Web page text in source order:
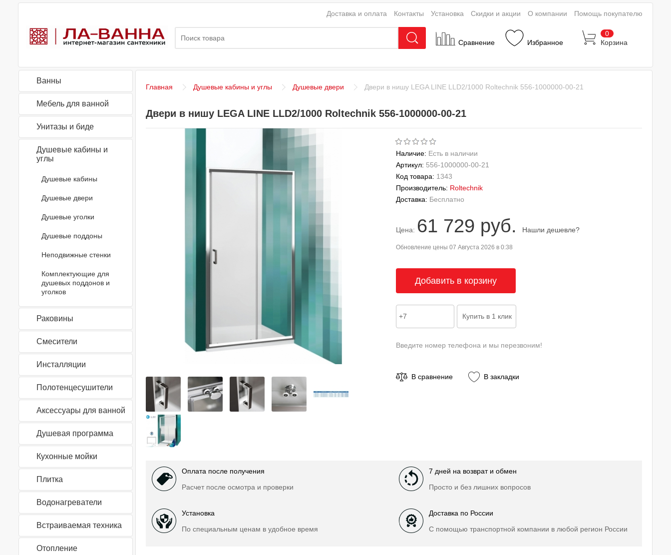
Сравнение Избранное
0
Корзина
Доставка и оплата Контакты Установка Скидки и акции О компании Помощь покупателю
Ванны
Мебель для ванной
Унитазы и биде
Душевые кабины и
углы
Душевые кабины
Душевые двери
Душевые уголки
Душевые поддоны
Неподвижные стенки
Комплектующие для
душевых поддонов и
уголков
Раковины
Смесители
Инсталляции
Полотенцесушители
Аксессуары для ванной
Душевая программа
Кухонные мойки
Плитка
Водонагреватели
Встраиваемая техника
Отопление
Главная Душевые кабины и углы Душевые двери Двери в нишу LEGA LINE LLD2/1000 Roltechnik 556-1000000-00-21
Двери в нишу LEGA LINE LLD2/1000 Roltechnik 556-1000000-00-21
Наличие: Есть в наличии
Артикул: 556-1000000-00-21
Код товара: 1343
Производитель: Roltechnik
Доставка: Бесплатно
Цена: 61 729 руб. Нашли дешевле?
Обновление цены 07 Августа 2026 в 0:38
Введите номер телефона и мы перезвоним!
В сравнение В закладки
Оплата после получения
Расчет после осмотра и проверки
7 дней на возврат и обмен
Просто и без лишних вопросов
Установка
По специальным ценам в удобное время
Доставка по России
С помощью транспортной компании в любой регион России